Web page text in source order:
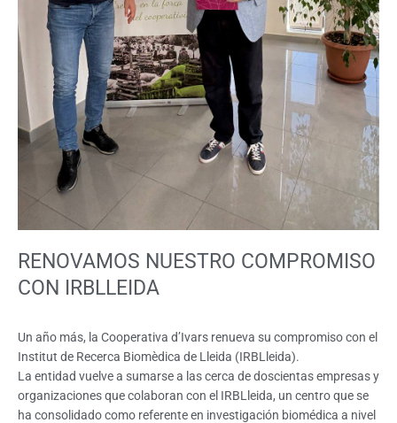
RENOVAMOS NUESTRO COMPROMISO
CON IRBLLEIDA
Un año más, la Cooperativa d’Ivars renueva su compromiso con el
Institut de Recerca Biomèdica de Lleida (IRBLleida).
La entidad vuelve a sumarse a las cerca de doscientas empresas y
organizaciones que colaboran con el IRBLleida, un centro que se
ha consolidado como referente en investigación biomédica a nivel